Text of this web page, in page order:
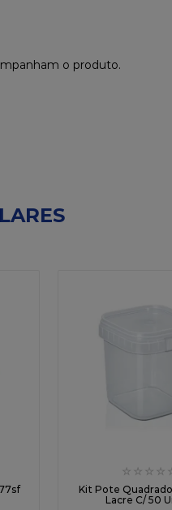
o produto.
☆ ☆ ☆ ☆
Kit Pote
Lacre C/ 50